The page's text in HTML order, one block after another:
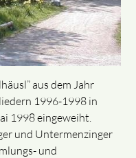
aus dem Jahr
1996-1998 in
1998 eingeweiht.
und Untermenzinger
und